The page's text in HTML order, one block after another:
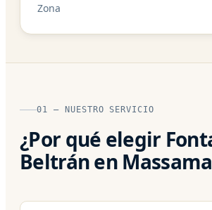
Zona
01 — NUESTRO SERVICIO
¿Por qué elegir
Beltrán en